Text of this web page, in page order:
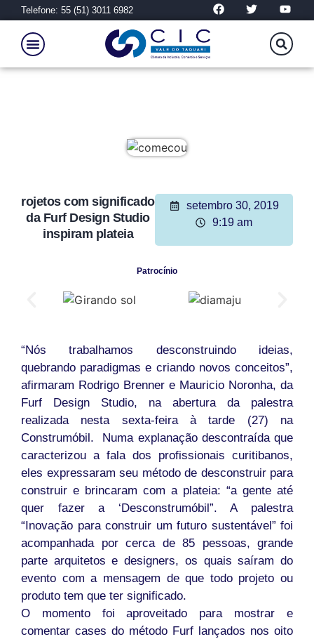
Telefone: 55 (51) 3011 6982
rojetos com significado
da Furf Design Studio
inspiram plateia
setembro 30, 2019
9:19 am
Patrocínio
“Nós trabalhamos desconstruindo ideias,
quebrando paradigmas e criando novos conceitos”,
afirmaram Rodrigo Brenner e Mauricio Noronha, da
Furf Design Studio, na abertura da palestra
realizada nesta sexta-feira à tarde (27) na
Construmóbil. Numa explanação descontraída que
caracterizou a fala dos profissionais curitibanos,
eles expressaram seu método de desconstruir para
construir e brincaram com a plateia: “a gente até
quer fazer a ‘Desconstrumóbil”. A palestra
“Inovação para construir um futuro sustentável” foi
acompanhada por cerca de 85 pessoas, grande
parte arquitetos e designers, os quais saíram do
evento com a mensagem de que todo projeto ou
produto tem que ter significado.
O momento foi aproveitado para mostrar e
comentar cases do método Furf lançados nos oito